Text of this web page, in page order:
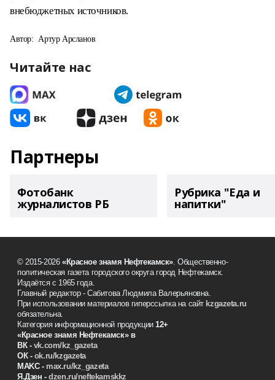
внебюджетных источников.
Автор: Артур Арсланов
Читайте нас
Партнеры
Фотобанк
журналистов РБ
Рубрика "Еда и
напитки"
© 2015-2026 «Красное знамя Нефтекамск». Общественно-
политическая газета городского округа город Нефтекамск.
Издаётся с 1965 года.
Главный редактор - Сабитова Людмила Валерьяновна.
При использовании материалов гиперссылка на сайт kzgazeta.ru
обязательна.
Категория информационной продукции12+
«Красное знамя Нефтекамск» в
ВК - vk.com/kz_gazeta
ОК - ok.ru/kzgazeta
MAKC - max.ru/kz_gazeta
Я.Дзен - dzen.ru/neftekamskkz